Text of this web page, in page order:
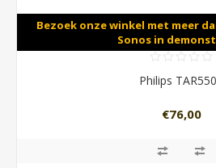
Bezoek onze winkel met meer
Sonos in
Philips
€76,00